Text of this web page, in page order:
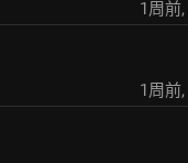
1周前,
1周前,